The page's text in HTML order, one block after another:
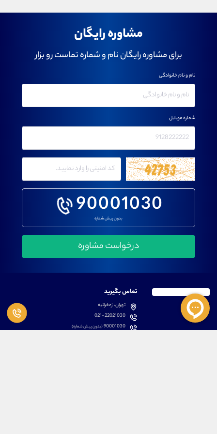
مشاوره رایگان
برای مشاوره رایگان نام و شماره تماست رو بزار
90001030
بدون پیش شماره
نام و نام خانوادگی
شماره موبایل
تماس بگیرید
تهران، زعفرانیه
021-22021030
90001030(بدون پیش شماره)